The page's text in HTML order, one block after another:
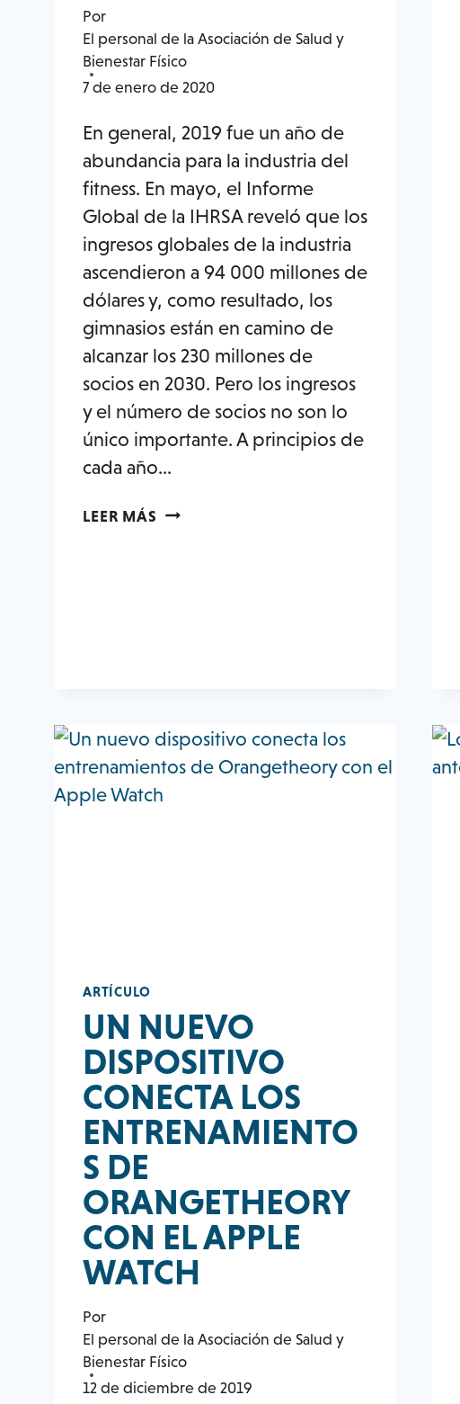
Por
El personal de la Asociación de Salud y
Bienestar Físico
7 de enero de 2020
En general, 2019 fue un año de
abundancia para la industria del
fitness. En mayo, el Informe
Global de la IHRSA reveló que los
ingresos globales de la industria
ascendieron a 94 000 millones de
dólares y, como resultado, los
gimnasios están en camino de
alcanzar los 230 millones de
socios en 2030. Pero los ingresos
y el número de socios no son lo
único importante. A principios de
cada año...
LEER MÁS LAS
LUZ
SOBRE
Y
ARTÍCULO
UN NUEVO
DISPOSITIVO
CONECTA LOS
ENTRENAMIENTO
S DE
ORANGETHEORY
CON EL APPLE
WATCH
Por
El personal de la Asociación de Salud y
Bienestar Físico
12 de diciembre de 2019